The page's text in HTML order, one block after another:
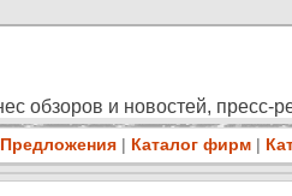
обзоров и новостей, пресс-
Предложения | Каталог фирм |